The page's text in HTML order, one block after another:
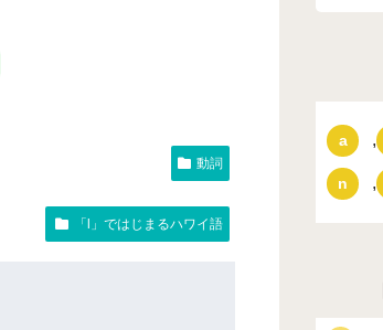
動詞
「l」ではじまるハワイ語
a ,
n ,